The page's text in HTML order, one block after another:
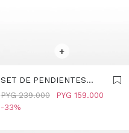
+
SET DE PENDIENTES
COM CIRCONITAS - PLATA
DE LEY 925 - DORADO
PYG 159.000
PYG 239.000
33